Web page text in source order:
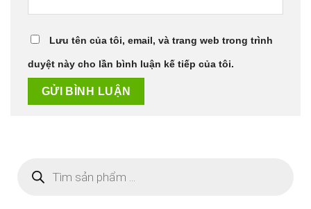
Lưu tên của tôi, email, và trang web trong trình
duyệt này cho lần bình luận kế tiếp của tôi.
kiếm